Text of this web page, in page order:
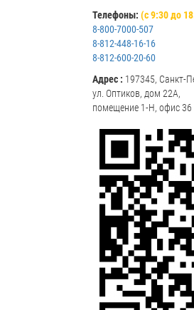
Телефоны: (с 9:30 до
8-800-7000-507
8-812-448-16-16
8-812-600-20-60
Адрес : 197345, Санкт-
ул. Оптиков, дом 22А,
помещение 1-Н, офис 36